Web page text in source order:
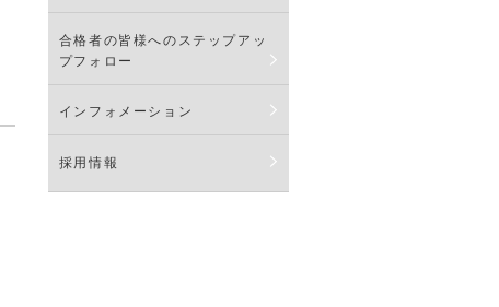
合格者の皆様へのステップアッ
プフォロー
インフォメーション
採用情報